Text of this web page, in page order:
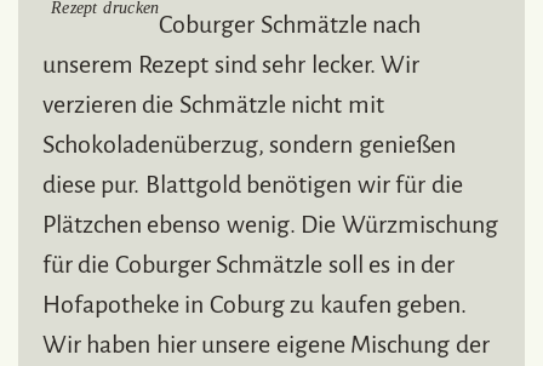
Rezept drucken
Coburger Schmätzle nach
unserem Rezept sind sehr lecker. Wir
verzieren die Schmätzle nicht mit
Schokoladenüberzug, sondern genießen
diese pur. Blattgold benötigen wir für die
Plätzchen ebenso wenig. Die Würzmischung
für die Coburger Schmätzle soll es in der
Hofapotheke in Coburg zu kaufen geben.
Wir haben hier unsere eigene Mischung der